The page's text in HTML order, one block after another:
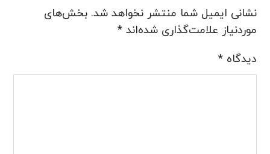
نشانی ایمیل شما منتشر نخواهد شد. بخش‌های
موردنیاز علامت‌گذاری شده‌اند*
دیدگاه*